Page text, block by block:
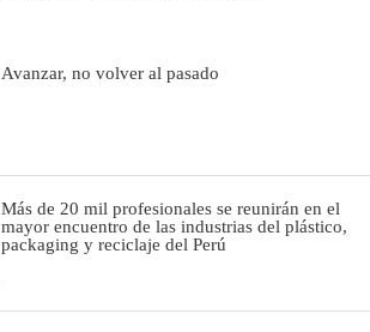
Avanzar, no volver al pasado
Más de 20 mil profesionales se reunirán en el
mayor encuentro de las industrias del plástico,
packaging y reciclaje del Perú